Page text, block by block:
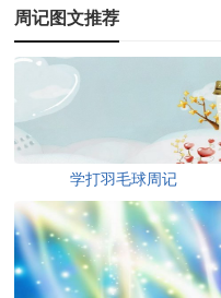
周记图文推荐
学打羽毛球周记